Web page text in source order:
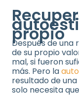
propio
Después de una
de su propio
mal, si fueron
más. Pero la
resultado de
solo necesita